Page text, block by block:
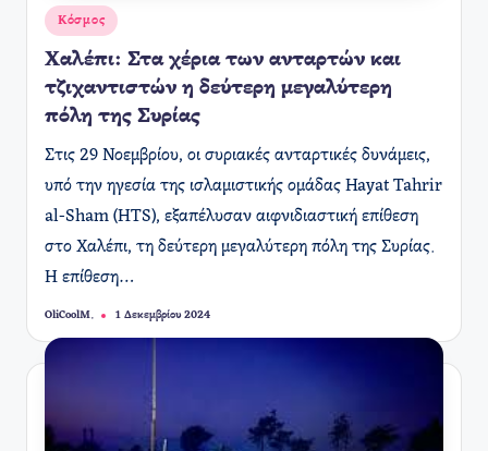
Αναρτήθηκε
σε
Κόσμος
Χαλέπι: Στα χέρια των ανταρτών και
τζιχαντιστών η δεύτερη μεγαλύτερη
πόλη της Συρίας
Στις 29 Νοεμβρίου, οι συριακές ανταρτικές δυνάμεις,
υπό την ηγεσία της ισλαμιστικής ομάδας Hayat Tahrir
al-Sham (HTS), εξαπέλυσαν αιφνιδιαστική επίθεση
στο Χαλέπι, τη δεύτερη μεγαλύτερη πόλη της Συρίας.
Η επίθεση…
Συγγραφέας:
OliCoolM. 1 Δεκεμβρίου 2024